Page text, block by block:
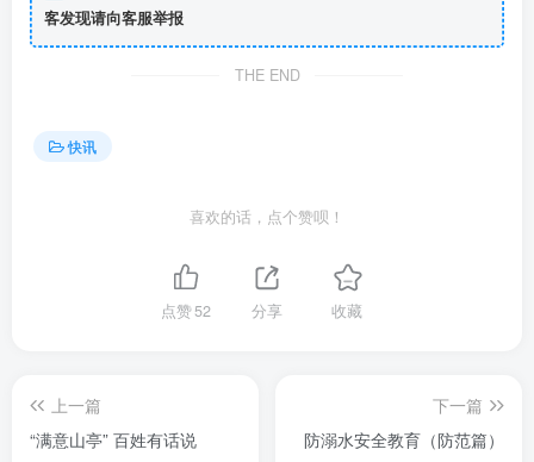
客发现请向客服举报
THE END
快讯
喜欢的话，点个赞呗！
点赞52 分享 收藏
上一篇
“满意山亭” 百姓有话说
下一篇
防溺水安全教育（防范篇）